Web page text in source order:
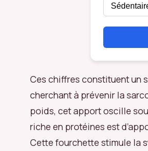
Ces chiffres constituent un
cherchant à prévenir la
poids, cet apport oscille
riche en protéines est
Cette fourchette stimule la